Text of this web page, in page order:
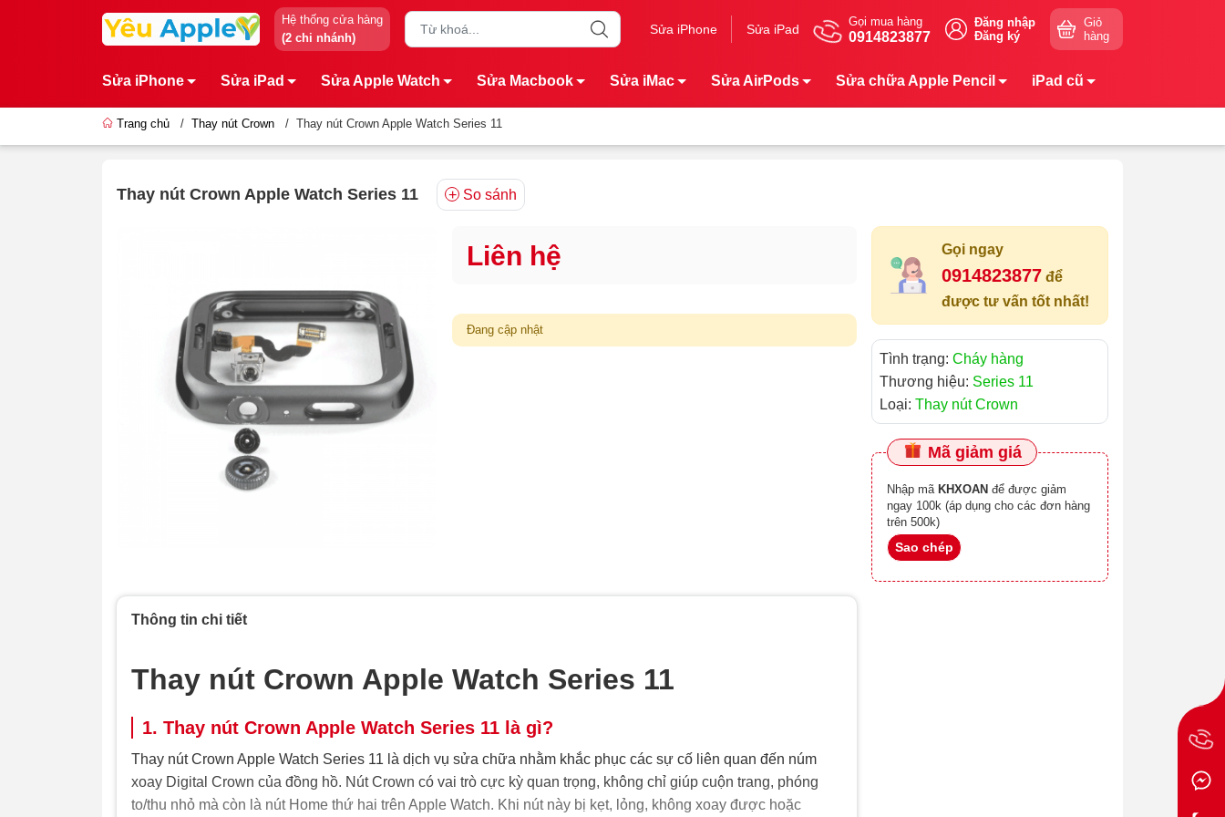
Hệ thống cửa hàng
(2 chi nhánh)
Sửa iPhone Sửa iPad
Gọi mua hàng
0914823877
Đăng nhập
Đăng ký
Giỏ
hàng
Sửa iPhone Sửa iPad Sửa Apple Watch Sửa Macbook Sửa iMac Sửa AirPods Sửa chữa Apple Pencil iPad cũ
Trang chủ / Thay nút Crown / Thay nút Crown Apple Watch Series 11
Thay nút Crown Apple Watch Series 11 So sánh
Liên hệ
Đang cập nhật
Gọi ngay
0914823877 để
được tư vấn tốt nhất!
Tình trạng: Cháy hàng
Thương hiệu: Series 11
Loại: Thay nút Crown
Mã giảm giá
Nhập mã KHXOAN
ngay 100k (áp dụng cho các đơn hàng
trên 500k)
Sao chép
Thông tin chi tiết
Thay nút Crown Apple Watch Series 11
1. Thay nút Crown Apple Watch Series 11 là gì?
Thay nút Crown Apple Watch Series 11 là dịch vụ sửa chữa nhằm khắc phục các sự cố liên quan đến núm
xoay Digital Crown của đồng hồ. Nút Crown có vai trò cực kỳ quan trọng, không chỉ giúp cuộn trang, phóng
to/thu nhỏ mà còn là nút Home thứ hai trên Apple Watch. Khi nút này bị kẹt, lỏng, không xoay được hoặc